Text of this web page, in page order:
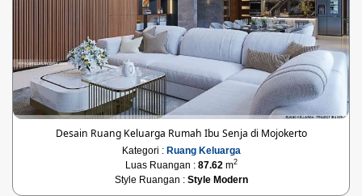
Desain Ruang Keluarga Rumah Ibu Senja di Mojokerto
Kategori : Ruang Keluarga
Luas Ruangan : 87.62 m2
Style Ruangan : Style Modern